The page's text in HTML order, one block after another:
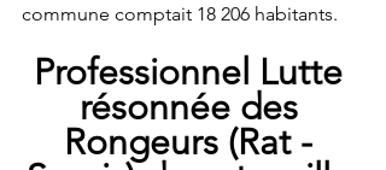
commune comptait 18 206 habitants.
Professionnel Lutte
résonnée des
Rongeurs (Rat -